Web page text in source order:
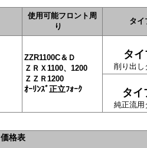
使用可能フロント周
り
タイ
ZZR1100C＆Ｄ
ＺＲＸ1100、1200
ＺＺＲ1200
ｵｰﾘﾝｽﾞ正立ﾌｫｰｸ
タイ
削り出し
タイ
純正流用
格表